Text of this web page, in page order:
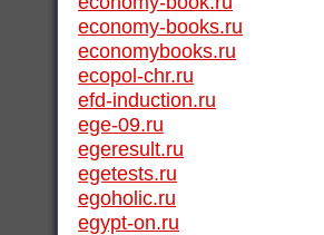
economy-books.ru
economybooks.ru
ecopol-chr.ru
efd-induction.ru
ege-09.ru
egeresult.ru
egetests.ru
egoholic.ru
egypt-on.ru